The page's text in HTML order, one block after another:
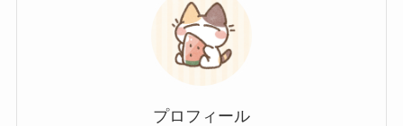
プロフィール